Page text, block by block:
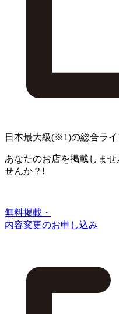
日本最大級(※1)の総合ラ
あなたのお店を掲載しませ
せんか？!
無料掲載・
内容変更のお申し込み